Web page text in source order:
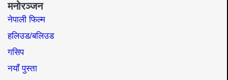
मनोरञ्जन
नेपाली फिल्म
हलिउड/बलिउड
गसिप
नयाँ पुस्ता